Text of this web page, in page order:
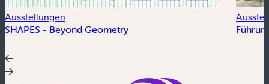
Ausstellungen
SHAPES - Beyond Geometry